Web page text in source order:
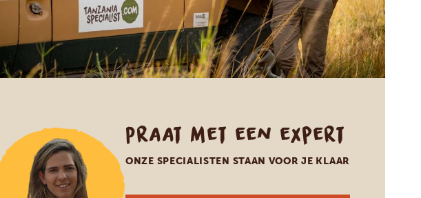
Praat met een expert
ONZE SPECIALISTEN STAAN VOOR JE KLAAR